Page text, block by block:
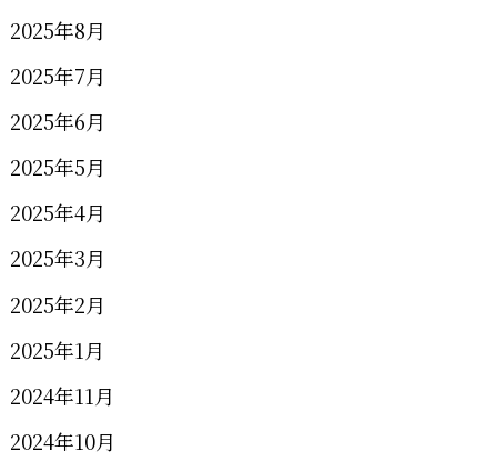
2025年8月
2025年7月
2025年6月
2025年5月
2025年4月
2025年3月
2025年2月
2025年1月
2024年11月
2024年10月